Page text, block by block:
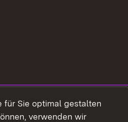
für Sie optimal gestalten
verwenden wir